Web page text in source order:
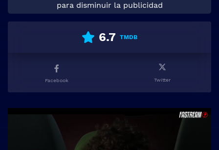
para disminuir la publicidad
6.7 TMDB
Facebook Twitter